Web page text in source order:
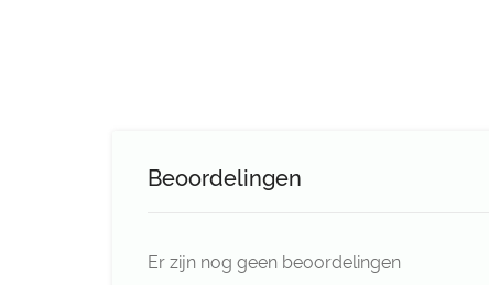
Beoordelingen
Er zijn nog geen beoordelingen